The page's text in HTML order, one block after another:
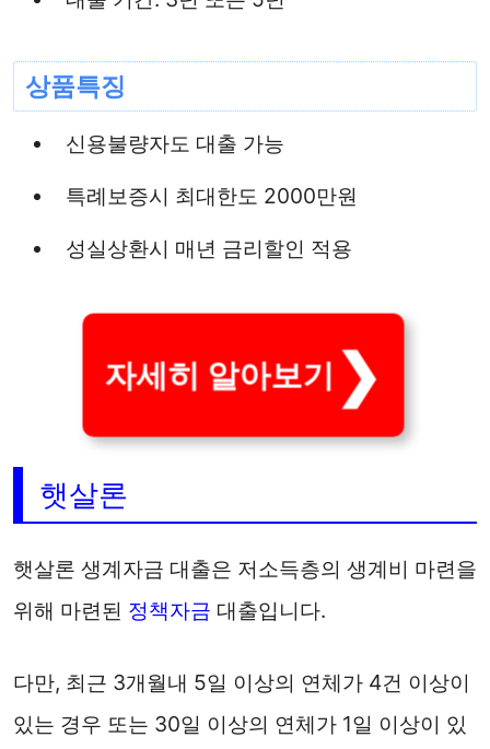
상품특징
신용불량자도 대출 가능
특례보증시 최대한도 2000만원
성실상환시 매년 금리할인 적용
자세히 알아보기
햇살론
햇살론 생계자금 대출은 저소득층의 생계비 마련을
위해 마련된 정책자금 대출입니다.
다만, 최근 3개월내 5일 이상의 연체가 4건 이상이
있는 경우 또는 30일 이상의 연체가 1일 이상이 있